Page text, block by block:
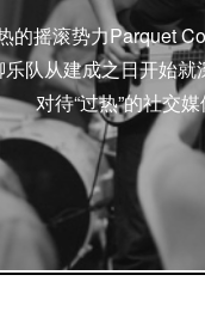
的摇滚势力Parquet
队从建成之日开始
对待“过热”的社交